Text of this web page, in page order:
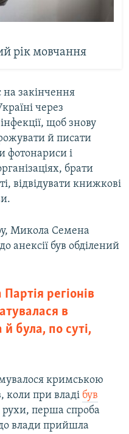
рік мовчання
на закінчення
через
щоб знову
й писати
фотонариси і
брати
відвідувати книжкові
Микола Семена
анексії був обділений
регіонів
в
була, по суті,
кримською
коли при владі був
рухи, перша спроба
влади прийшла